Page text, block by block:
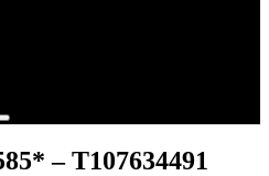
– Т107634491